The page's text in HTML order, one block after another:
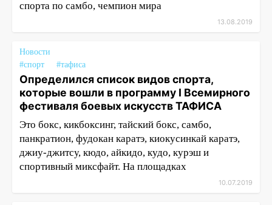
спорта по самбо, чемпион мира
13.08.2019
Новости
#спорт
#тафиса
Определился список видов спорта,
которые вошли в программу I Всемирного
фестиваля боевых искусств ТАФИСА
Это бокс, кикбоксинг, тайский бокс, самбо,
панкратион, фудокан каратэ, киокусинкай каратэ,
джиу-джитсу, кюдо, айкидо, кудо, курэш и
спортивный миксфайт. На площадках
10.07.2019